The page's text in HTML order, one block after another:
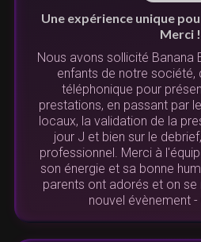
Une expérience unique
Merci !
Nous avons sollicité Banana
enfants de notre
téléphonique pour
prestations, en passant par
locaux, la validation de la
jour J et bien sur le
professionnel. Merci à
son énergie et sa bonne
parents ont adorés et on
nouvel évènement -